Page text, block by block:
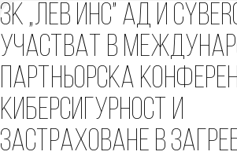
ЗК „Лев Инс” АД и
участват в
партньорска
киберсигурност и
застраховане в